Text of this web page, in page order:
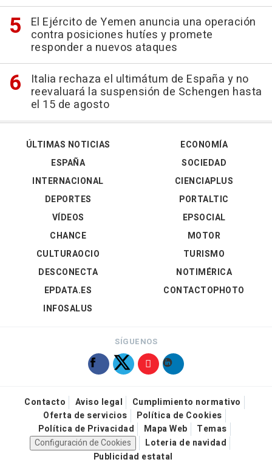
El Ejército de Yemen anuncia una operación
contra posiciones hutíes y promete
responder a nuevos ataques
Italia rechaza el ultimátum de España y no
reevaluará la suspensión de Schengen hasta
el 15 de agosto
ÚLTIMAS NOTICIAS
ESPAÑA
INTERNACIONAL
DEPORTES
VÍDEOS
ECONOMÍA
SOCIEDAD
CIENCIAPLUS
PORTALTIC
EPSOCIAL
CHANCE
CULTURAOCIO
DESCONECTA
EPDATA.ES
INFOSALUS
MOTOR
TURISMO
NOTIMÉRICA
CONTACTOPHOTO
SÍGUENOS
Contacto Aviso legal
Cumplimiento normativo
Oferta de servicios
Política de Cookies
Política de Privacidad
Mapa Web
Temas
Configuración de Cookies
Loteria de navidad
Publicidad estatal